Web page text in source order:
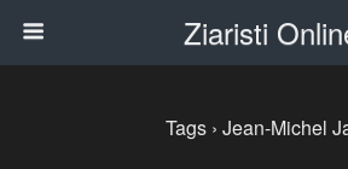
Ziaristi
Tags › Jean-Michel